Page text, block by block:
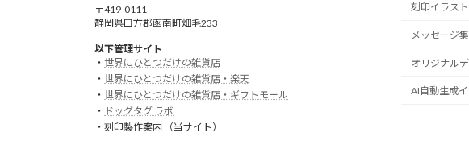
〒419-0111
静岡県田方郡函南町畑毛233
以下管理サイト
・ 世界にひとつだけの雑貨店
・ 世界にひとつだけの雑貨店・楽天
・ 世界にひとつだけの雑貨店・ギフトモール
・ ドッグタグ ラボ
・刻印製作案内 （当サイト）
刻印イラスト
メッセージ集
オリジナル
AI自動生成